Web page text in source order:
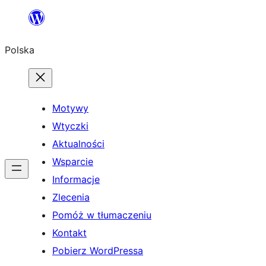
Przejdź
treści
Polska
Motywy
Wtyczki
Aktualności
Wsparcie
Informacje
Zlecenia
Pomóż w tłumaczeniu
Kontakt
Pobierz WordPressa